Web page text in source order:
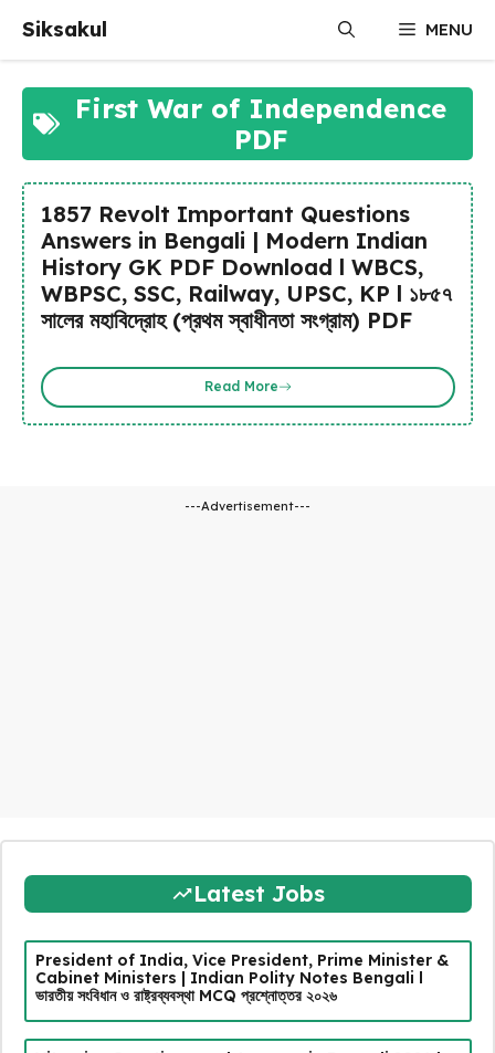
content
Siksakul MENU
First War of Independence
PDF
1857 Revolt Important Questions
Answers in Bengali | Modern Indian
History GK PDF Download l WBCS,
WBPSC, SSC, Railway, UPSC, KP l ১৮৫৭
সালের মহাবিদ্রোহ (প্রথম স্বাধীনতা সংগ্রাম) PDF
Read More
---Advertisement---
Latest Jobs
President of India, Vice President, Prime Minister &
Cabinet Ministers | Indian Polity Notes Bengali l
ভারতীয় সংবিধান ও রাষ্ট্রব্যবস্থা MCQ প্রশ্নোত্তর ২০২৬